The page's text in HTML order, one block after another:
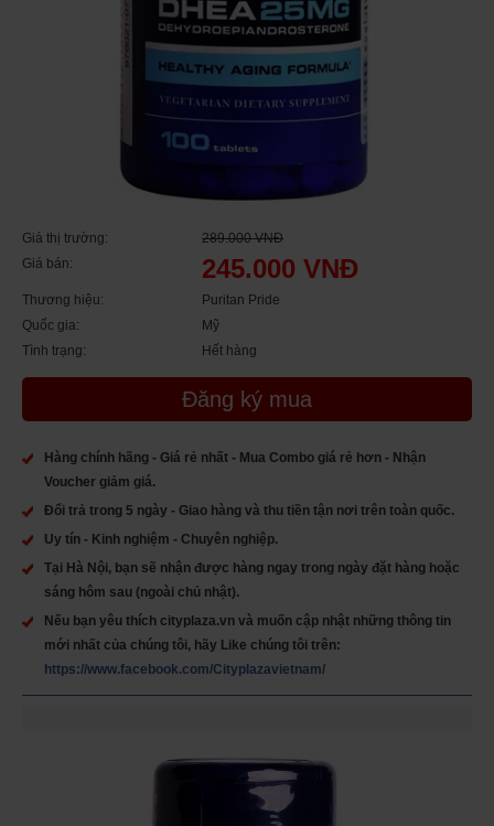
Giá thị trường:
289.000 VNĐ
Giá bán:
245.000 VNĐ
Thương hiệu:
Puritan Pride
Quốc gia:
Mỹ
Tình trạng:
Hết hàng
Đăng ký mua
Hàng chính hãng - Giá rẻ nhất - Mua Combo giá rẻ hơn - Nhận
Voucher giảm giá.
Đổi trả trong 5 ngày - Giao hàng và thu tiền tận nơi trên toàn quốc.
Uy tín - Kinh nghiệm - Chuyên nghiệp.
Tại Hà Nội, bạn sẽ nhận được hàng ngay trong ngày đặt hàng hoặc
sáng hôm sau (ngoài chủ nhật).
Nếu bạn yêu thích cityplaza.vn và muốn cập nhật những thông tin
mới nhất của chúng tôi, hãy Like chúng tôi trên:
https://www.facebook.com/Cityplazavietnam/